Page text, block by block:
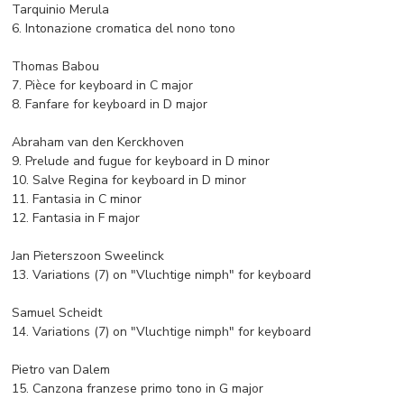
Tarquinio Merula
6. Intonazione cromatica del nono tono
Thomas Babou
7. Pièce for keyboard in C major
8. Fanfare for keyboard in D major
Abraham van den Kerckhoven
9. Prelude and fugue for keyboard in D minor
10. Salve Regina for keyboard in D minor
11. Fantasia in C minor
12. Fantasia in F major
Jan Pieterszoon Sweelinck
13. Variations (7) on "Vluchtige nimph" for keyboard
Samuel Scheidt
14. Variations (7) on "Vluchtige nimph" for keyboard
Pietro van Dalem
15. Canzona franzese primo tono in G major